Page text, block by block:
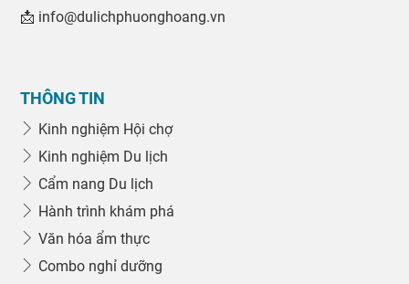
📩 info@dulichphuonghoang.vn
THÔNG TIN
Kinh nghiệm Hội chợ
Kinh nghiệm Du lịch
Cẩm nang Du lịch
Hành trình khám phá
Văn hóa ẩm thực
Combo nghỉ dưỡng